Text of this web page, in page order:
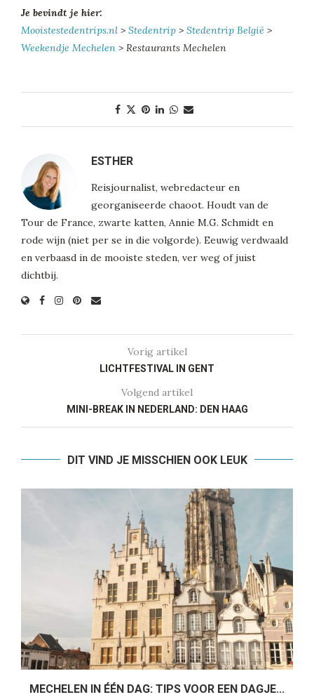
Je bevindt je hier:
Mooistestedentrips.nl > Stedentrip > Stedentrip België >
Weekendje Mechelen > Restaurants Mechelen
ESTHER
Reisjournalist, webredacteur en
georganiseerde chaoot. Houdt van de
Tour de France, zwarte katten, Annie M.G. Schmidt en
rode wijn (niet per se in die volgorde). Eeuwig verdwaald
en verbaasd in de mooiste steden, ver weg of juist
dichtbij.
Vorig artikel
LICHTFESTIVAL IN GENT
Volgend artikel
MINI-BREAK IN NEDERLAND: DEN HAAG
DIT VIND JE MISSCHIEN OOK LEUK
MECHELEN IN ÉÉN DAG: TIPS VOOR EEN DAGJE...